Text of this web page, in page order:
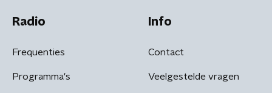
Radio
Frequenties
Programma's
Info
Contact
Veelgestelde vragen